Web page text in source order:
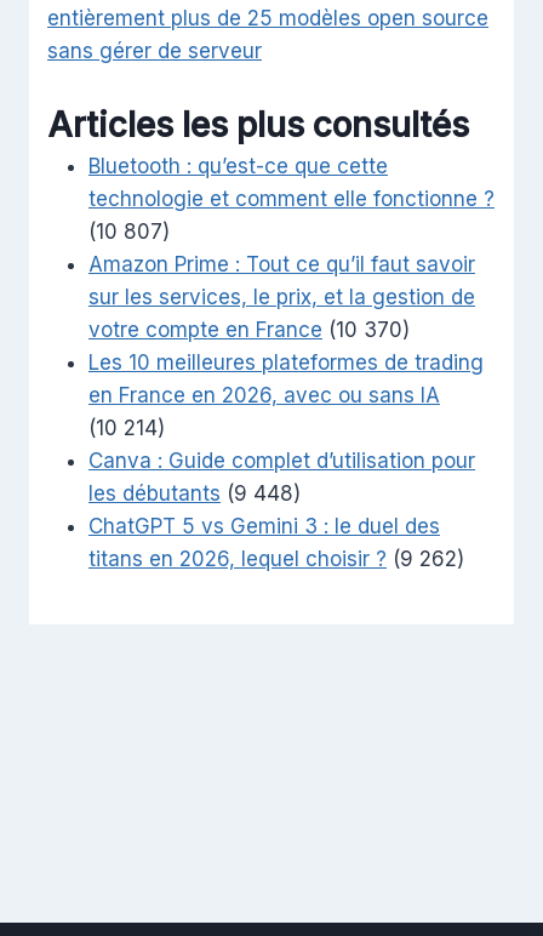
entièrement plus de 25 modèles open source
sans gérer de serveur
Articles les plus consultés
Bluetooth : qu’est-ce que cette
technologie et comment elle fonctionne ?
(10 807)
Amazon Prime : Tout ce qu’il faut savoir
sur les services, le prix, et la gestion de
votre compte en France (10 370)
Les 10 meilleures plateformes de trading
en France en 2026, avec ou sans IA
(10 214)
Canva : Guide complet d’utilisation pour
les débutants (9 448)
ChatGPT 5 vs Gemini 3 : le duel des
titans en 2026, lequel choisir ? (9 262)